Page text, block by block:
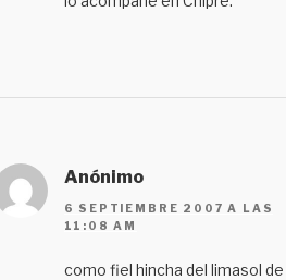
Anónimo
6 SEPTIEMBRE 2007 A LAS
11:08 AM
como fiel hincha del limasol de